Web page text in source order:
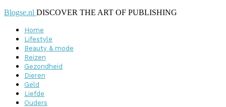
Blogse.nl DISCOVER THE ART OF PUBLISHING
Home
Lifestyle
Beauty & mode
Reizen
Gezondheid
Dieren
Geld
Liefde
Ouders